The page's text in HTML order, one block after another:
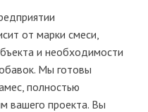
от марки смеси,
и необходимости
Мы готовы
полностью
вашего проекта. Вы